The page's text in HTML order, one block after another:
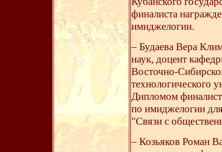
финалиста
имиджелогии.
– Будаева Вера
наук, доцент
Восточно-
технологического
Дипломом
по имиджелогии
"Связи с
– Козьяков Роман